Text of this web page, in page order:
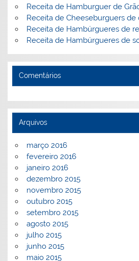
Receita de Hamburguer de
Receita de Cheeseburguers de
Receita de Hambúrgueres de
Receita de Hambúrgueres de
Comentários
Arquivos
março 2016
fevereiro 2016
janeiro 2016
dezembro 2015
novembro 2015
outubro 2015
setembro 2015
agosto 2015
julho 2015
junho 2015
maio 2015